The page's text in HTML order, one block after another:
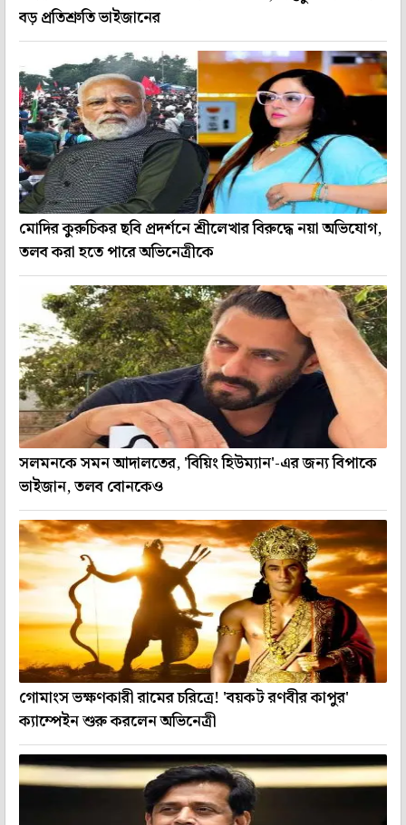
বড় প্রতিশ্রুতি ভাইজানের
মোদির কুরুচিকর ছবি প্রদর্শনে শ্রীলেখার বিরুদ্ধে নয়া অভিযোগ,
তলব করা হতে পারে অভিনেত্রীকে
সলমনকে সমন আদালতের, 'বিয়িং হিউম্যান'-এর জন্য বিপাকে
ভাইজান, তলব বোনকেও
গোমাংস ভক্ষণকারী রামের চরিত্রে! 'বয়কট রণবীর কাপুর'
ক্যাম্পেইন শুরু করলেন অভিনেত্রী